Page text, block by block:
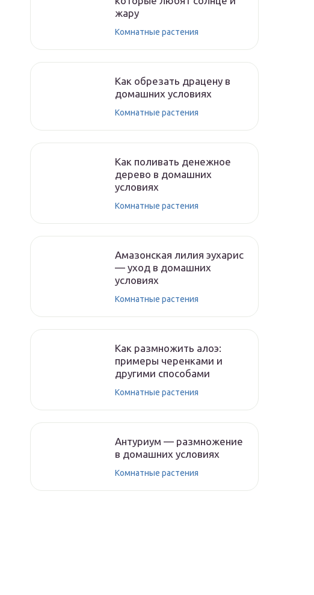
жару
Комнатные растения
Как обрезать драцену в
домашних условиях
Комнатные растения
Как поливать денежное
дерево в домашних
условиях
Комнатные растения
Амазонская лилия эухарис
— уход в домашних
условиях
Комнатные растения
Как размножить алоэ:
примеры черенками и
другими способами
Комнатные растения
Антуриум — размножение
в домашних условиях
Комнатные растения